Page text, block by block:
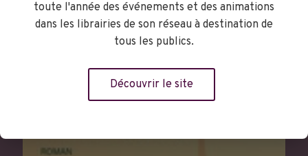
toute l'année des événements et des animations
dans les librairies de son réseau à destination de
tous les publics.
Découvrir le site